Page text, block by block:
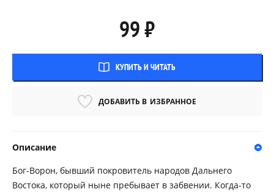
99 ₽
КУПИТЬ И ЧИТАТЬ
ДОБАВИТЬ В ИЗБРАННОЕ
Описание
Бог-Ворон, бывший покровитель народов Дальнего
Востока, который ныне пребывает в забвении. Когда-то